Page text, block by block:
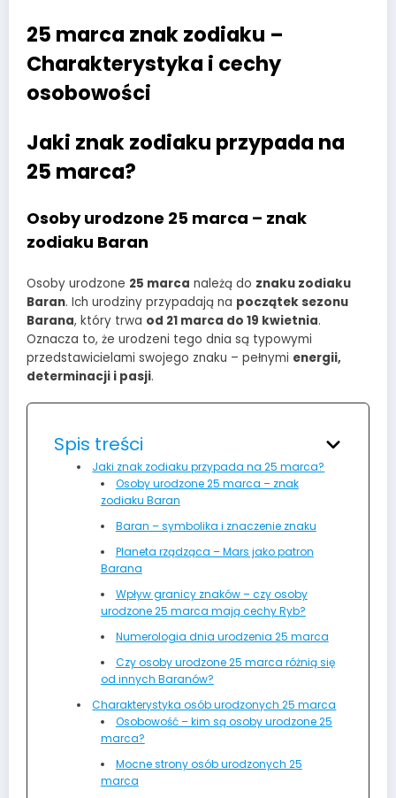
25 marca znak zodiaku –
Charakterystyka i cechy
osobowości
Jaki znak zodiaku przypada na
25 marca?
Osoby urodzone 25 marca – znak
zodiaku Baran
Osoby urodzone 25 marca należą do znaku zodiaku
Baran. Ich urodziny przypadają na początek sezonu
Barana, który trwa od 21 marca do 19 kwietnia.
Oznacza to, że urodzeni tego dnia są typowymi
przedstawicielami swojego znaku – pełnymi energii,
determinacji i pasji.
Spis treści
Jaki znak zodiaku przypada na 25 marca?
Osoby urodzone 25 marca – znak
zodiaku Baran
Baran – symbolika i znaczenie znaku
Planeta rządząca – Mars jako patron
Barana
Wpływ granicy znaków – czy osoby
urodzone 25 marca mają cechy Ryb?
Numerologia dnia urodzenia 25 marca
Czy osoby urodzone 25 marca różnią się
od innych Baranów?
Charakterystyka osób urodzonych 25 marca
Osobowość – kim są osoby urodzone 25
marca?
Mocne strony osób urodzonych 25
marca